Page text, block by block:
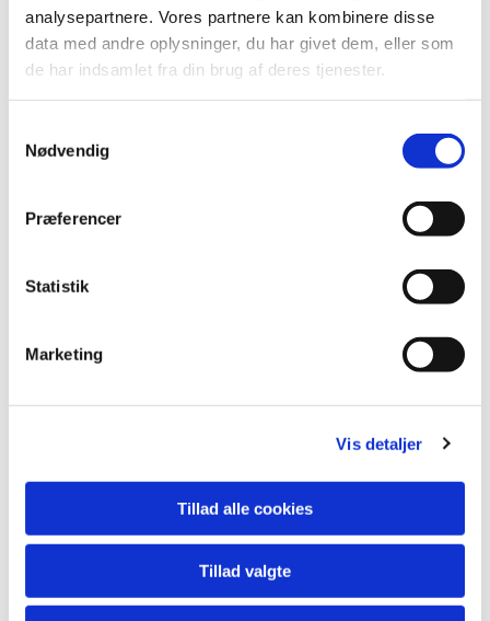
analysepartnere. Vores partnere kan kombinere disse
data med andre oplysninger, du har givet dem, eller som
de har indsamlet fra din brug af deres tjenester.
Nødvendig
Præferencer
Statistik
Marketing
Vis detaljer
Tillad alle cookies
Tillad valgte